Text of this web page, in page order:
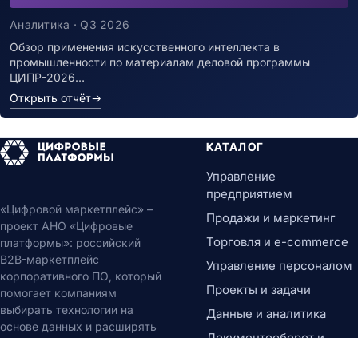
Аналитика · Q3 2026
Обзор применения искусственного интеллекта в
промышленности по материалам деловой программы
ЦИПР-2026…
Открыть отчёт→
«Цифровой маркетплейс» –
проект АНО «Цифровые
платформы»: российский
B2B-маркетплейс
корпоративного ПО, который
помогает компаниям
выбирать технологии на
основе данных и расширять
КАТАЛОГ
Управление
предприятием
Продажи и маркетинг
Торговля и e-commerce
Управление персоналом
Проекты и задачи
Данные и аналитика